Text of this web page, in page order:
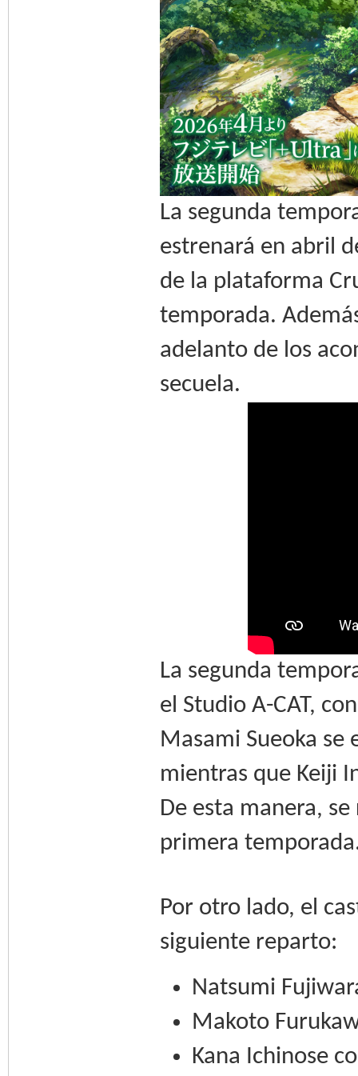
La segunda
estrenará en abril
de la plataforma
temporada.
adelanto de los
secuela.
La segunda
el Studio A-CAT,
Masami Sueoka se
mientras que Keiji
De esta manera,
primera
Por otro lado, el
siguiente reparto:
Natsumi
Makoto
Kana Ichinose